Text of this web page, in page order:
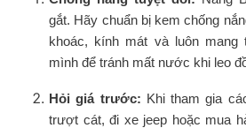
gắt. Hãy chuẩn bị kem chống
khoác, kính mát và luôn mang
mình để tránh mất nước khi leo
Hỏi giá trước: Khi tham gia
trượt cát, đi xe jeep hoặc mua